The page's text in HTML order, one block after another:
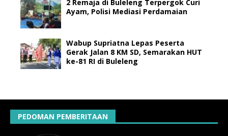
2 Remaja di Buleleng Terpergok Curi
Ayam, Polisi Mediasi Perdamaian
Wabup Supriatna Lepas Peserta
Gerak Jalan 8 KM SD, Semarakan HUT
ke-81 RI di Buleleng
PEDOMAN PEMBERITAAN